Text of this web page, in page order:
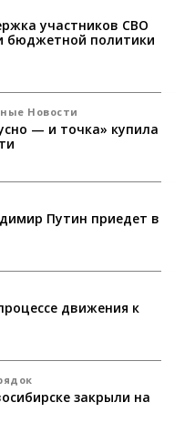
участников СВО
бюджетной политики
Новости
— и точка» купила
Путин приедет в
движения к
закрыли на